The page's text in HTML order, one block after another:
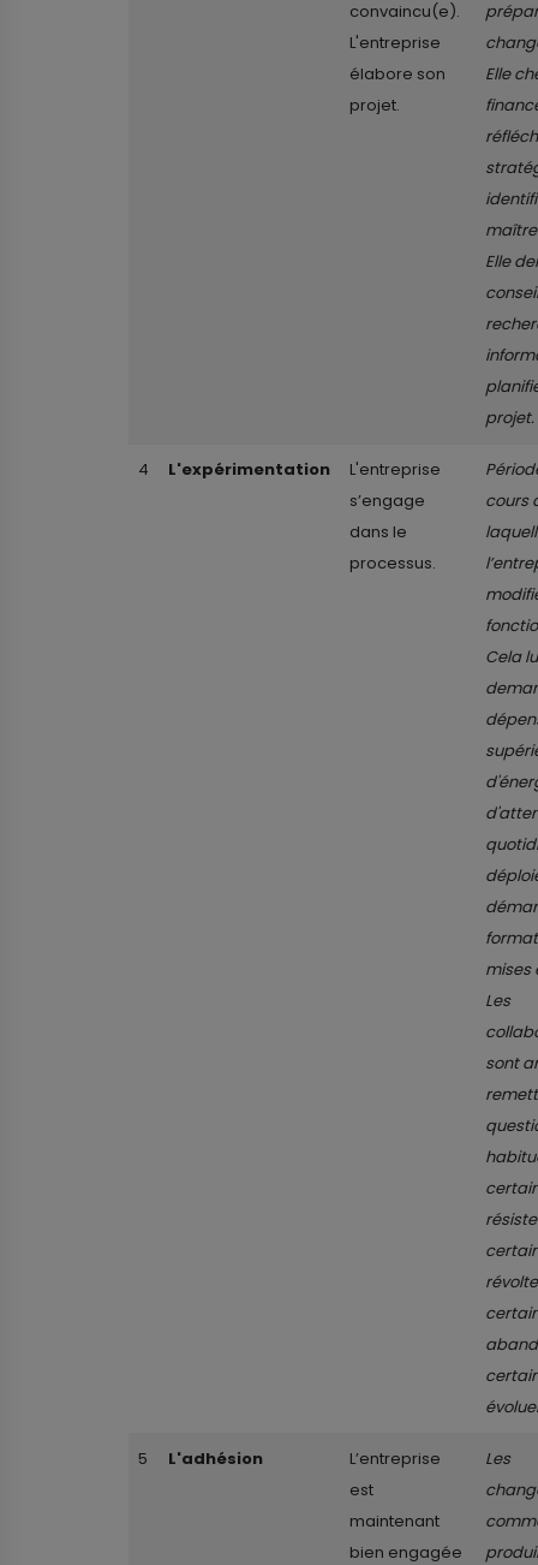
convaincu(e).
L'entreprise
élabore son
projet.
Elle
Elle
projet.
4 L'expérimentation
L'entreprise
s’engage
dans le
processus.
cours
Cela
mises
Les
sont
5 L'adhésion
L’entreprise
est
maintenant
bien engagée
Les